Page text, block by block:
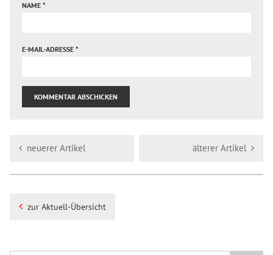
NAME *
E-MAIL-ADRESSE *
neuerer Artikel älterer Artikel
zur Aktuell-Übersicht